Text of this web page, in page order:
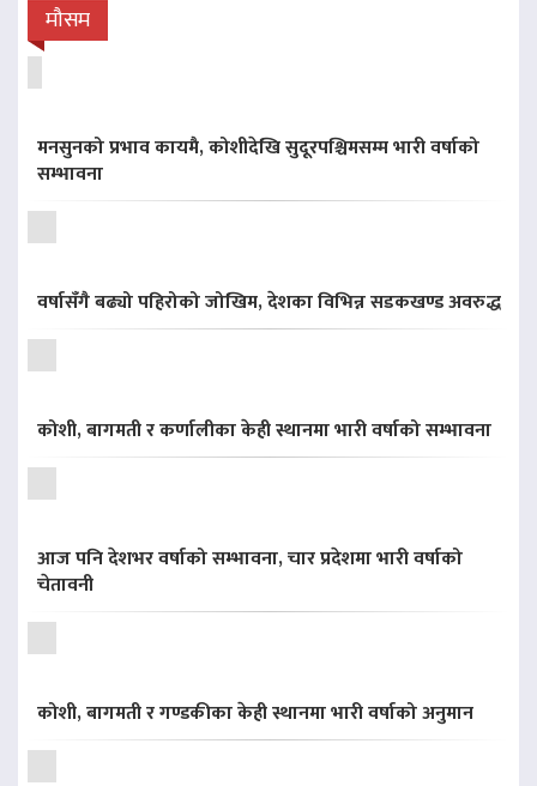
मौसम
मनसुनको प्रभाव कायमै, कोशीदेखि सुदूरपश्चिमसम्म भारी वर्षाको
सम्भावना
वर्षासँगै बढ्यो पहिरोको जोखिम, देशका विभिन्न सडकखण्ड अवरुद्ध
कोशी, बागमती र कर्णालीका केही स्थानमा भारी वर्षाको सम्भावना
आज पनि देशभर वर्षाको सम्भावना, चार प्रदेशमा भारी वर्षाको
चेतावनी
कोशी, बागमती र गण्डकीका केही स्थानमा भारी वर्षाको अनुमान